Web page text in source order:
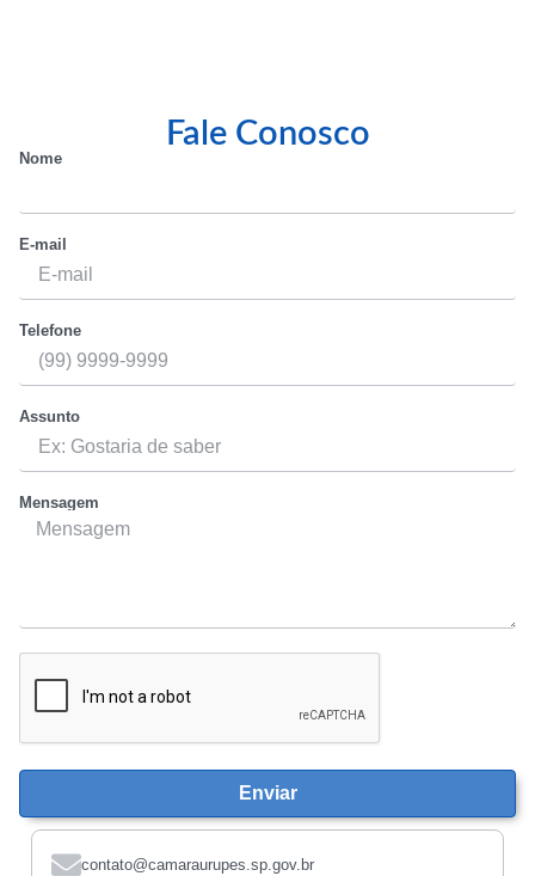
Fale Conosco
Nome
E-mail
Telefone
Assunto
Mensagem
Enviar
contato@camaraurupes.sp.gov.br